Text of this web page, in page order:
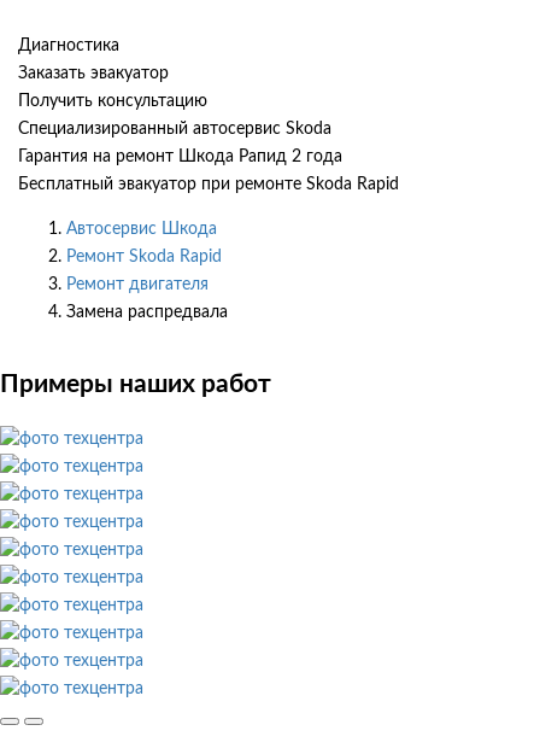
Диагностика
Заказать эвакуатор
Получить консультацию
Специализированный автосервис Skoda
Гарантия на ремонт Шкода Рапид 2 года
Бесплатный эвакуатор при ремонте Skoda Rapid
Автосервис Шкода
Ремонт Skoda Rapid
Ремонт двигателя
Замена распредвала
Примеры наших работ